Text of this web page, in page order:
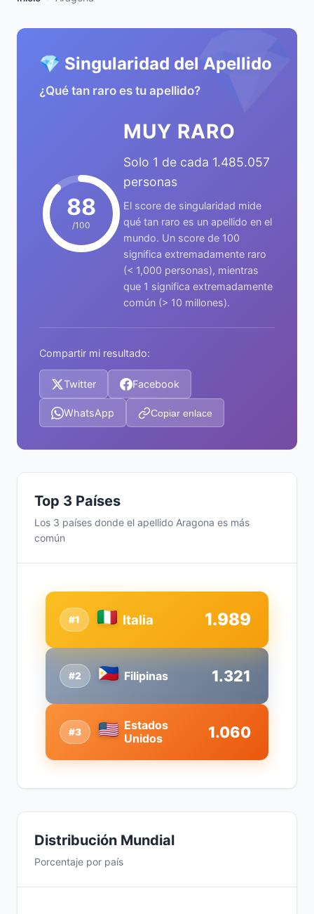
💎
💎 Singularidad del Apellido
¿Qué tan raro es tu apellido?
88
/100
MUY RARO
Solo 1 de cada 1.485.057
personas
El score de singularidad mide
qué tan raro es un apellido en el
mundo. Un score de 100
significa extremadamente raro
(< 1,000 personas), mientras
que 1 significa extremadamente
común (> 10 millones).
Compartir mi resultado:
Twitter Facebook
WhatsApp Copiar enlace
Top 3 Países
Los 3 países donde el apellido Aragona es más
común
#2 Filipinas 1.321
#1 Italia 1.989
#3
Estados
Unidos
1.060
Distribución Mundial
Porcentaje por país